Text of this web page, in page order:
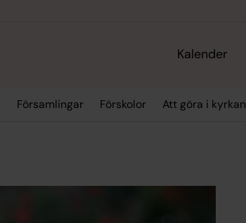
Kalender
Församlingar Förskolor Att göra i kyrkan